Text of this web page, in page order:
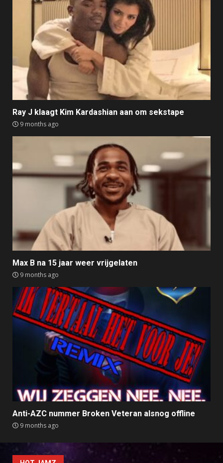
Ray J klaagt Kim Kardashian aan om sekstape
9 months ago
Max B na 15 jaar weer vrijgelaten
9 months ago
Anti-AZC nummer Broken Veteran alsnog offline
9 months ago